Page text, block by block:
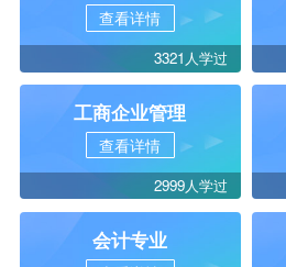
查看详情
3321人学过
工商企业管理
查看详情
2999人学过
会计专业